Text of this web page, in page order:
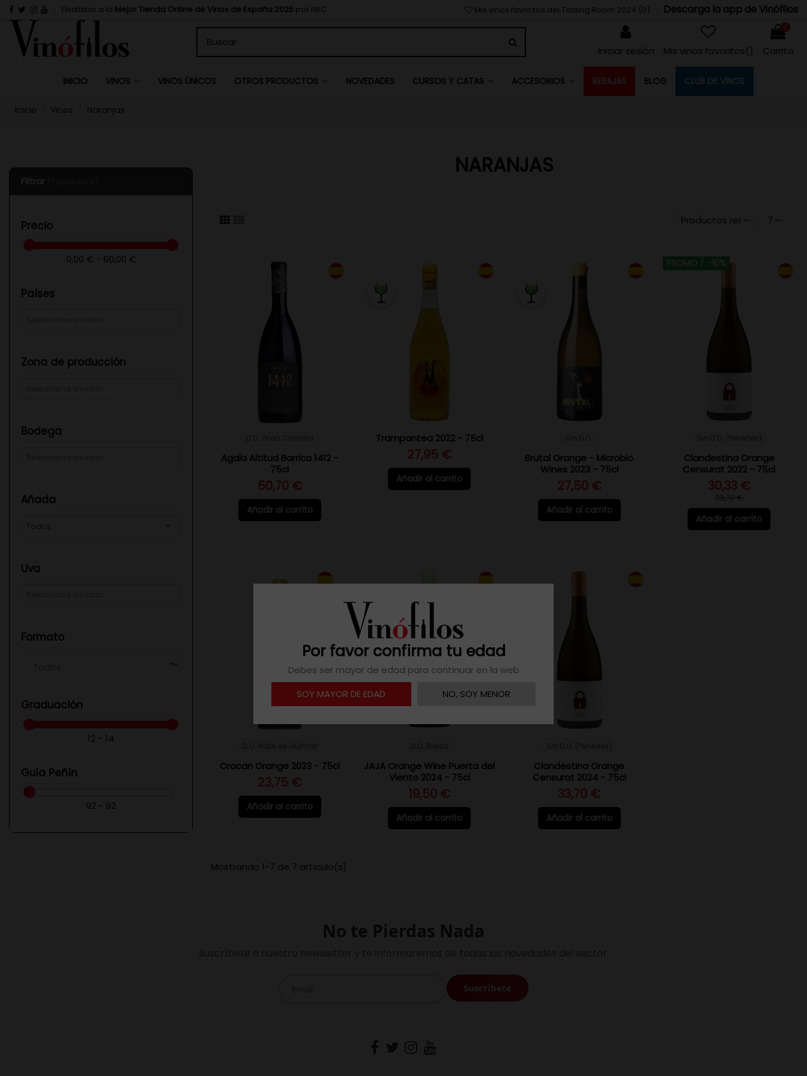
Por favor confirma tu edad
Debes ser mayor de edad para continuar en la web
SOY MAYOR DE EDAD
NO, SOY MENOR
Finalistas a la Mejor Tienda Online de Vinos de España 2025 por IWC Mis vinos favoritos del Tasting Room 2024 (0) Descarga la app de Vinófilos
Iniciar sesión Mis vinos favoritos() Carrito
INICIO VINOS VINOS ÚNICOS OTROS PRODUCTOS NOVEDADES CURSOS Y CATAS ACCESORIOS REBAJAS BLOG CLUB DE VINOS
Inicio Vinos Naranjas
NARANJAS
Productos recientemente
7
Agala Altitud Barrica 1412 -
75cl
50,70 €
Añadir al carrito
Trampantea 2022 - 75cl
27,95 €
Añadir al carrito
Brutal Orange - Microbio
Wines 2023 - 75cl
27,50 €
Añadir al carrito
PROMO / -10%
Clandestina Orange
Censurat 2022 - 75cl
30,33 €
33,70 €
Añadir al carrito
Oracan Orange 2023 - 75cl
23,75 €
Añadir al carrito
JAJA Orange Wine Puerta del
Viento 2024 - 75cl
19,50 €
Añadir al carrito
Clandestina Orange
Censurat 2024 - 75cl
33,70 €
Añadir al carrito
Mostrando 1-7 de 7 artículo(s)
Precio
0,00 € - 60,00 €
Países
Zona de producción
Bodega
Añada
Todos
Uva
Formato
Graduación
12 - 14
Guía Peñín
92 - 92
No te Pierdas Nada